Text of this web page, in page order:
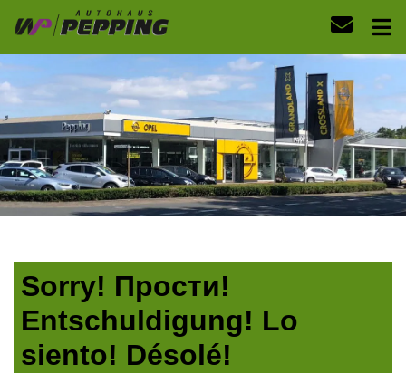
Sorry! Прости!
Entschuldigung! Lo
siento! Désolé!